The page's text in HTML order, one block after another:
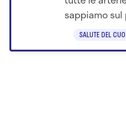
SALUTE DEL
sappiamo